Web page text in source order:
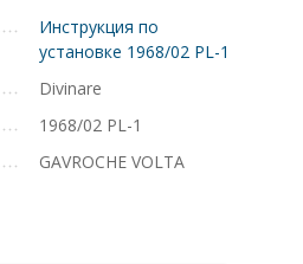
Инструкция по
установке 1968/02 PL-1
Divinare
1968/02 PL-1
GAVROCHE VOLTA